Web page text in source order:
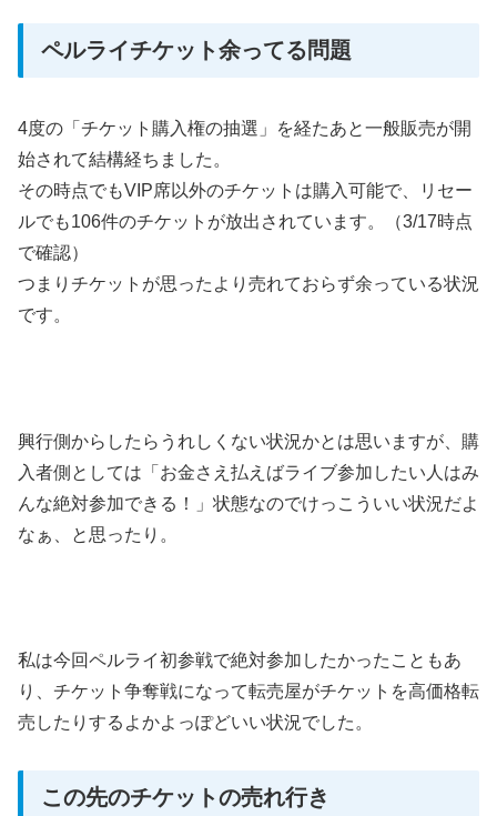
ペルライチケット余ってる問題
4度の「チケット購入権の抽選」を経たあと一般販売が開
始されて結構経ちました。
その時点でもVIP席以外のチケットは購入可能で、リセー
ルでも106件のチケットが放出されています。（3/17時点
で確認）
つまりチケットが思ったより売れておらず余っている状況
です。
興行側からしたらうれしくない状況かとは思いますが、購
入者側としては「お金さえ払えばライブ参加したい人はみ
んな絶対参加できる！」状態なのでけっこういい状況だよ
なぁ、と思ったり。
私は今回ペルライ初参戦で絶対参加したかったこともあ
り、チケット争奪戦になって転売屋がチケットを高価格転
売したりするよかよっぽどいい状況でした。
この先のチケットの売れ行き